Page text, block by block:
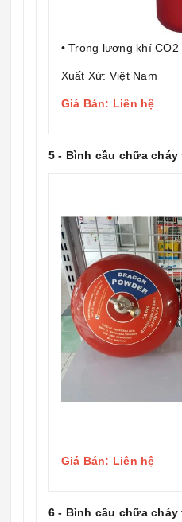
• Trọng lượng khí
Xuất Xứ: Việt Nam
Giá Bán: Liên hệ
5 - Bình cầu chữa cháy
Giá Bán: Liên hệ
6 - Bình cầu chữa cháy